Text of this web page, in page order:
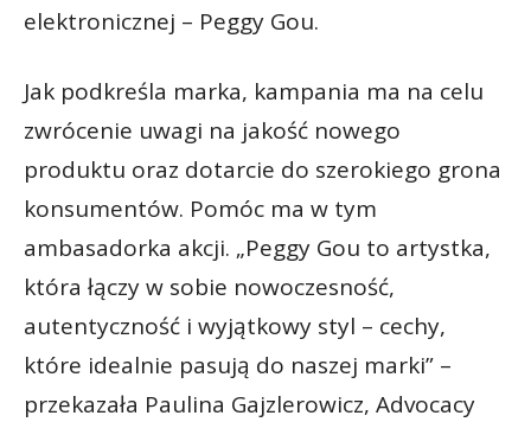
elektronicznej – Peggy Gou.
Jak podkreśla marka, kampania ma na celu
zwrócenie uwagi na jakość nowego
produktu oraz dotarcie do szerokiego grona
konsumentów. Pomóc ma w tym
ambasadorka akcji. „Peggy Gou to artystka,
która łączy w sobie nowoczesność,
autentyczność i wyjątkowy styl – cechy,
które idealnie pasują do naszej marki” –
przekazała Paulina Gajzlerowicz, Advocacy